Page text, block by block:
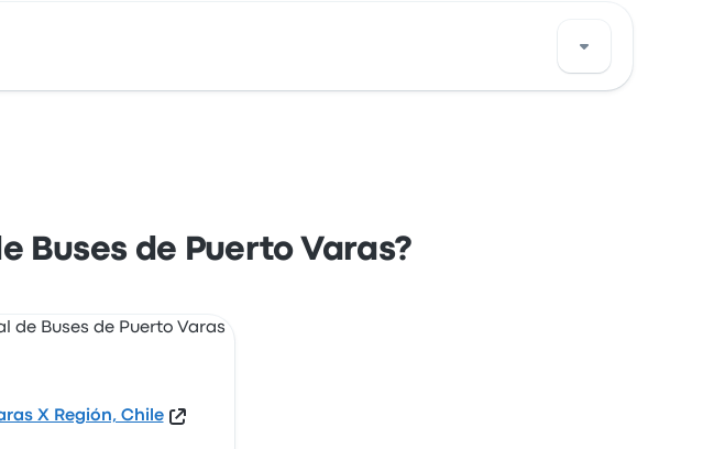
Buses de Puerto Varas?
X Región, Chile